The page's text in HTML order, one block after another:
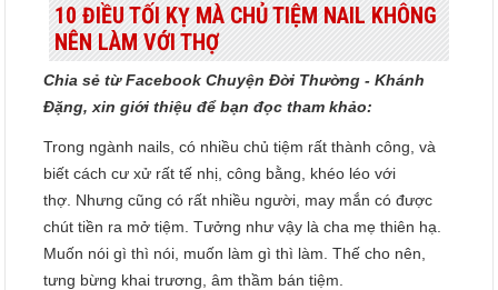
10 ĐIỀU TỐI KỴ MÀ CHỦ TIỆM NAIL KHÔNG
NÊN LÀM VỚI THỢ
Chia sẻ từ Facebook Chuyện Đời Thường - Khánh
Đặng, xin giới thiệu để bạn đọc tham khảo:
Trong ngành nails, có nhiều chủ tiệm rất thành công, và
biết cách cư xử rất tế nhị, công bằng, khéo léo với
thợ. Nhưng cũng có rất nhiều người, may mắn có được
chút tiền ra mở tiệm. Tưởng như vậy là cha mẹ thiên hạ.
Muốn nói gì thì nói, muốn làm gì thì làm. Thế cho nên,
tưng bừng khai trương, âm thầm bán tiệm.